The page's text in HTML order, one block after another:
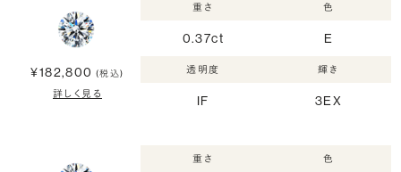
¥182,800 (税込)
詳しく見る
重さ
0.37ct
色
E
透明度
IF
輝き
3EX
重さ 色